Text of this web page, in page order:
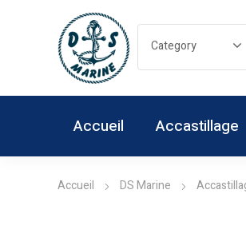
Accueil Accastillage
Accueil DS Marine